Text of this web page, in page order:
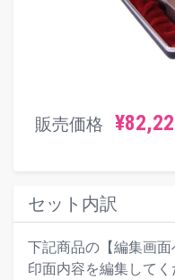
販売価格 ¥
セット内訳
下記商品の【編集画
印面内容を編集して